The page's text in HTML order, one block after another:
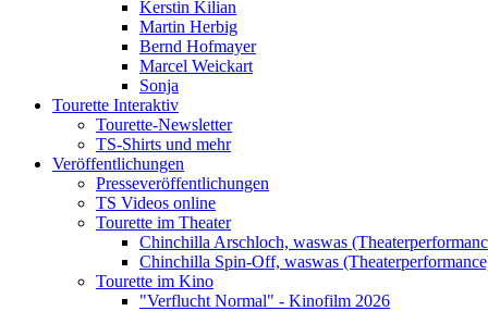
Kerstin Kilian
Martin Herbig
Bernd Hofmayer
Marcel Weickart
Sonja
Tourette Interaktiv
Tourette-Newsletter
TS-Shirts und mehr
Veröffentlichungen
Presseveröffentlichungen
TS Videos online
Tourette im Theater
Chinchilla Arschloch, waswas
Chinchilla Spin-Off, waswas
Tourette im Kino
"Verflucht Normal" - Kinofilm 2026